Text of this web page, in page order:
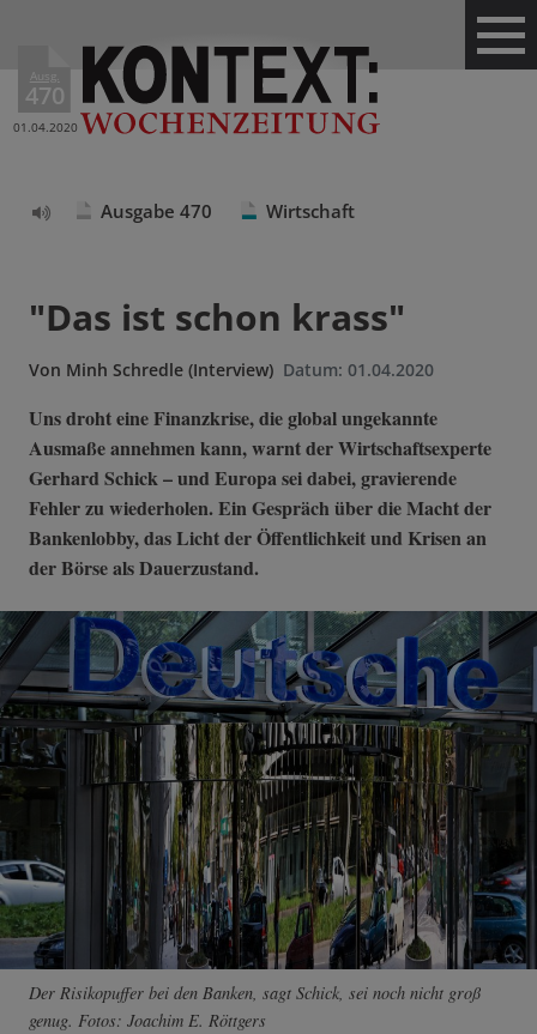
Ausg.
470
01.04.2020
Ausgabe 470 Wirtschaft
"Das ist schon krass"
Von Minh Schredle (Interview) Datum: 01.04.2020
Uns droht eine Finanzkrise, die global ungekannte
Ausmaße annehmen kann, warnt der Wirtschaftsexperte
Gerhard Schick – und Europa sei dabei, gravierende
Fehler zu wiederholen. Ein Gespräch über die Macht der
Bankenlobby, das Licht der Öffentlichkeit und Krisen an
der Börse als Dauerzustand.
Der Risikopuffer bei den Banken, sagt Schick, sei noch nicht groß
genug. Fotos: Joachim E. Röttgers